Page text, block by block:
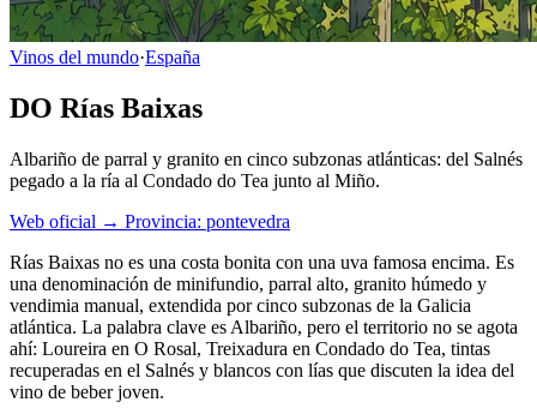
Vinos del mundo·España
DO Rías Baixas
Albariño de parral y granito en cinco subzonas atlánticas: del Salnés
pegado a la ría al Condado do Tea junto al Miño.
Web oficial → Provincia: pontevedra
Rías Baixas no es una costa bonita con una uva famosa encima. Es
una denominación de minifundio, parral alto, granito húmedo y
vendimia manual, extendida por cinco subzonas de la Galicia
atlántica. La palabra clave es Albariño, pero el territorio no se agota
ahí: Loureira en O Rosal, Treixadura en Condado do Tea, tintas
recuperadas en el Salnés y blancos con lías que discuten la idea del
vino de beber joven.